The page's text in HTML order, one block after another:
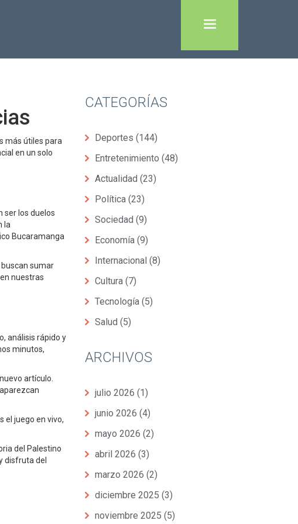
más útiles para
en un solo
ser los duelos
la
Bucaramanga
buscan sumar
nuestras
análisis rápido y
minutos,
artículo.
el juego en vivo,
del Palestino
disfruta del
CATEGORÍAS
Deportes (144)
Entretenimiento (48)
Actualidad (23)
Política (23)
Sociedad (9)
Economía (9)
Internacional (8)
Cultura (7)
Tecnología (5)
Salud (5)
ARCHIVOS
julio 2026 (1)
junio 2026 (4)
mayo 2026 (2)
abril 2026 (3)
marzo 2026 (2)
diciembre 2025 (3)
noviembre 2025 (5)